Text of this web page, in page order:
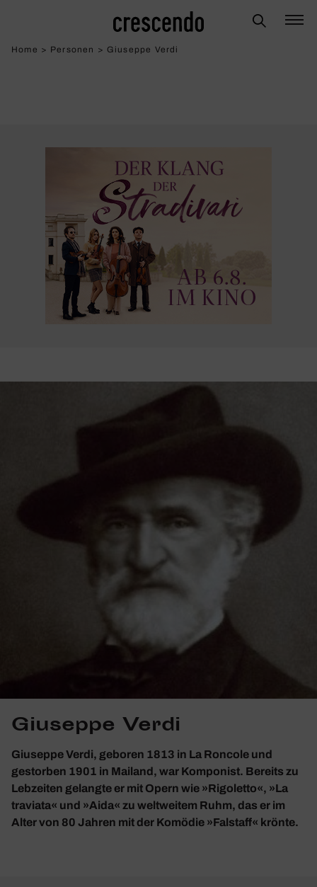
Home > Personen > Giuseppe Verdi
Giuseppe Verdi
Giuseppe Verdi, geboren 1813 in La Roncole und
gestorben 1901 in Mailand, war Komponist. Bereits zu
Lebzeiten gelangte er mit Opern wie »Rigoletto«, »La
traviata« und »Aida« zu weltweitem Ruhm, das er im
Alter von 80 Jahren mit der Komödie »Falstaff« krönte.